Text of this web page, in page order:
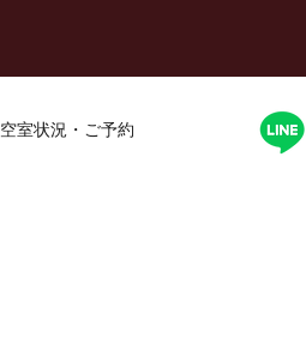
空室状況・ご予約